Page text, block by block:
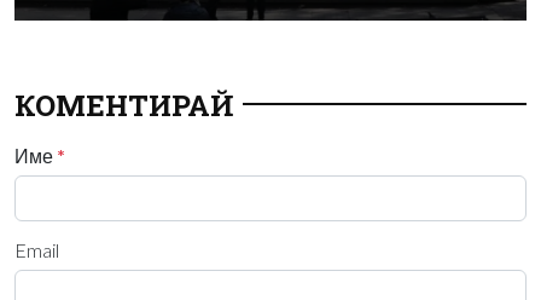
КОМЕНТИРАЙ
Име *
Email